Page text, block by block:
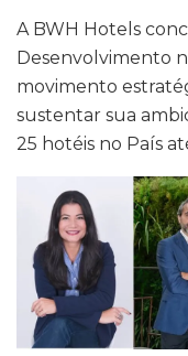
A BWH Hotels
Desenvolvimento
movimento
sustentar sua
25 hotéis no País